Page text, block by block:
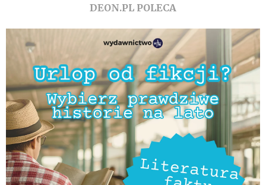
DEON.PL POLECA